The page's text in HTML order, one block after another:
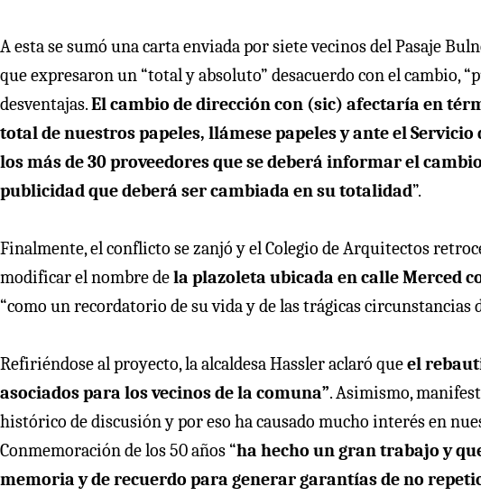
A esta se sumó una carta enviada por siete vecinos del Pasaje
que expresaron un “total y absoluto” desacuerdo con el cambio,
desventajas.El cambio de dirección con (sic) afectaría en
total de nuestros papeles, llámese papeles y ante el
los más de 30 proveedores que se deberá informar el
publicidad que deberá ser cambiada en su totalidad”.
Finalmente, el conflicto se zanjó y el Colegio de Arquitectos
modificar el nombre dela plazoleta ubicada en calle Merced
“como un recordatorio de su vida y de las trágicas circunstancias
Refiriéndose al proyecto, la alcaldesa Hassler aclaró queel
asociados para los vecinos de la comuna”. Asimismo,
histórico de discusión y por eso ha causado mucho interés en
Conmemoración de los 50 años “ha hecho un gran trabajo y
memoria y de recuerdo para generar garantías de no